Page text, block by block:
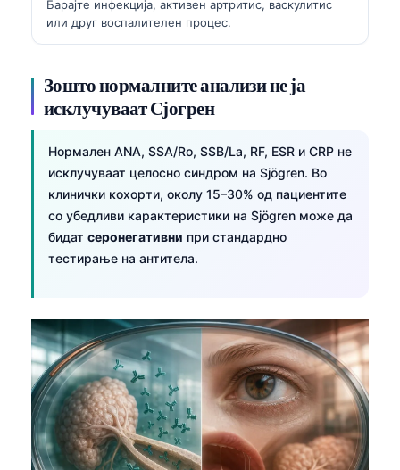
Барајте инфекција, активен артритис, васкулитис
или друг воспалителен процес.
Зошто нормалните анализи не ја
исклучуваат Сјогрен
Нормален ANA, SSA/Ro, SSB/La, RF, ESR и CRP не
исклучуваат целосно синдром на Sjögren. Во
клинички кохорти, околу 15–30% од пациентите
со убедливи карактеристики на Sjögren може да
бидат серонегативни при стандардно
тестирање на антитела.